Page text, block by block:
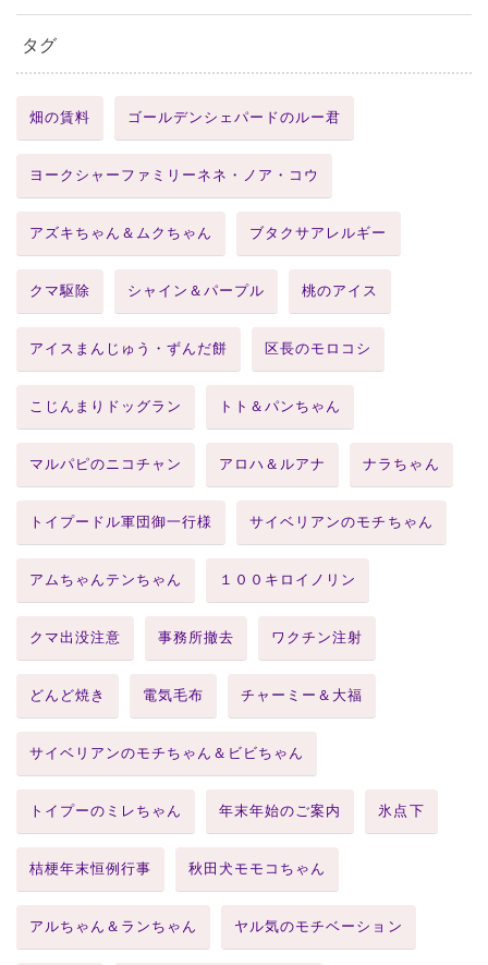
タグ
畑の賃料 ゴールデンシェパードのルー君
ヨークシャーファミリーネネ・ノア・コウ
アズキちゃん＆ムクちゃん ブタクサアレルギー
クマ駆除 シャイン＆パープル 桃のアイス
アイスまんじゅう・ずんだ餅 区長のモロコシ
こじんまりドッグラン トト＆パンちゃん
マルパピのニコチャン アロハ＆ルアナ ナラちゃん
トイプードル軍団御一行様 サイベリアンのモチちゃん
アムちゃんテンちゃん １００キロイノリン
クマ出没注意 事務所撤去 ワクチン注射
どんど焼き 電気毛布 チャーミー＆大福
サイベリアンのモチちゃん＆ビビちゃん
トイプーのミレちゃん 年末年始のご案内 氷点下
桔梗年末恒例行事 秋田犬モモコちゃん
アルちゃん＆ランちゃん ヤル気のモチベーション